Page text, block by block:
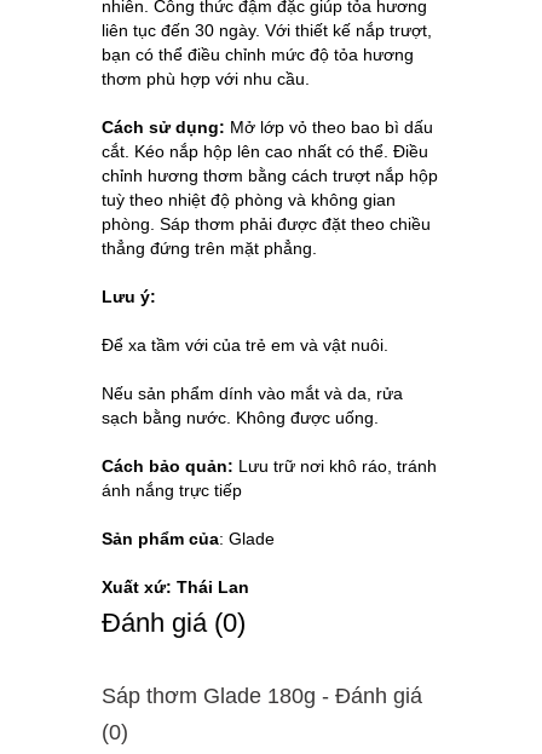
nhiên. Công thức đậm đặc giúp tỏa hương
liên tục đến 30 ngày. Với thiết kế nắp trượt,
bạn có thể điều chỉnh mức độ tỏa hương
thơm phù hợp với nhu cầu.
Cách sử dụng: Mở lớp vỏ theo bao bì dấu
cắt. Kéo nắp hộp lên cao nhất có thể. Điều
chỉnh hương thơm bằng cách trượt nắp hộp
tuỳ theo nhiệt độ phòng và không gian
phòng. Sáp thơm phải được đặt theo chiều
thẳng đứng trên mặt phẳng.
Lưu ý:
Để xa tầm với của trẻ em và vật nuôi.
Nếu sản phẩm dính vào mắt và da, rửa
sạch bằng nước. Không được uống.
Cách bảo quản: Lưu trữ nơi khô ráo, tránh
ánh nắng trực tiếp
Sản phẩm của: Glade
Xuất xứ: Thái Lan
Ðánh giá (0)
Sáp thơm Glade 180g - Ðánh giá
(0)